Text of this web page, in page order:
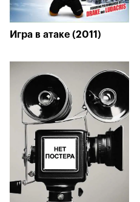
Игра в атаке (2011)